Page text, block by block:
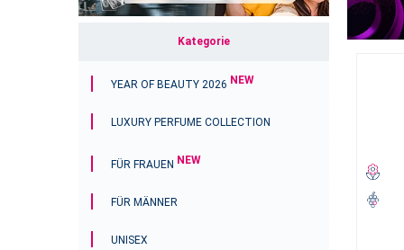
Kategorie
YEAR OF BEAUTY 2026 NEW
LUXURY PERFUME COLLECTION
FÜR FRAUEN NEW
FÜR MÄNNER
UNISEX